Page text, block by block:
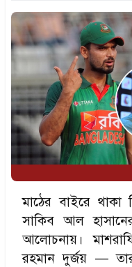
মাঠের বাইরে
সাকিব আল
আলোচনায়।
রহমান দুর্জয় —